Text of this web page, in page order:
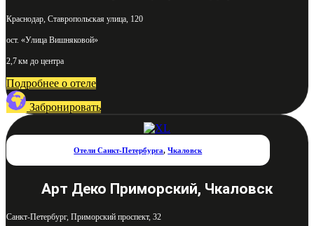
Краснодар, Ставропольская улица, 120
ост. «Улица Вишняковой»
2,7 км до центра
Подробнее о отеле
Забронировать
Отели Санкт-Петербурга,Чкаловск
Арт Деко Приморский, Чкаловск
Санкт-Петербург, Приморский проспект, 32